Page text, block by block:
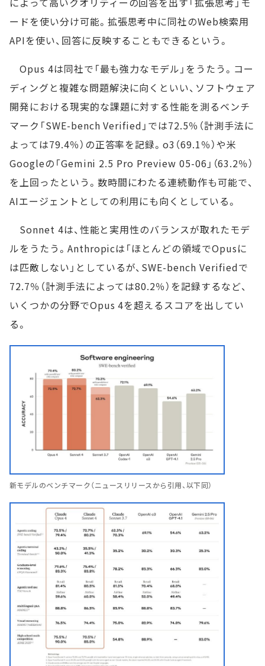
ードを使い分け可能。拡張思考中に同社のWeb検索用
APIを使い、回答に反映することもできるという。
Opus 4は同社で「最も強力なモデル」をうたう。コー
ディングと複雑な問題解決に向くといい、ソフトウェア
開発における現実的な課題に対する性能を測るベンチ
マーク「SWE-bench Verified」では72.5％（計測手法に
よっては79.4％）の正答率を記録。o3（69.1％）や米
Googleの「Gemini 2.5 Pro Preview 05-06」（63.2％）
を上回ったという。数時間にわたる連続動作も可能で、
AIエージェントとしての利用にも向くとしている。
Sonnet 4は、性能と実用性のバランスが取れたモデ
ルをうたう。Anthropicは「ほとんどの領域でOpusに
は匹敵しない」としているが、SWE-bench Verifiedで
72.7％（計測手法によっては80.2％）を記録するなど、
いくつかの分野でOpus 4を超えるスコアを出してい
る。
新モデルのベンチマーク（ニュースリリースから引用、以下同）